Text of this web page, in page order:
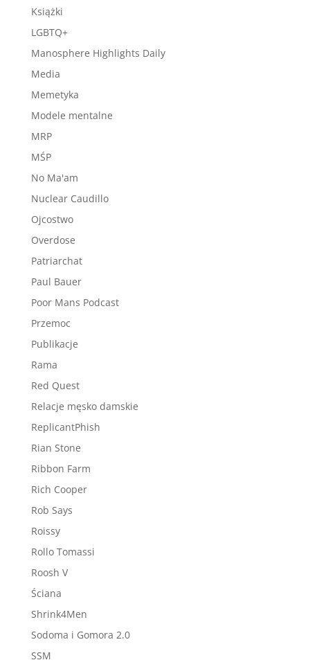
Książki
LGBTQ+
Manosphere Highlights Daily
Media
Memetyka
Modele mentalne
MRP
MŚP
No Ma'am
Nuclear Caudillo
Ojcostwo
Overdose
Patriarchat
Paul Bauer
Poor Mans Podcast
Przemoc
Publikacje
Rama
Red Quest
Relacje męsko damskie
ReplicantPhish
Rian Stone
Ribbon Farm
Rich Cooper
Rob Says
Roissy
Rollo Tomassi
Roosh V
Ściana
Shrink4Men
Sodoma i Gomora 2.0
SSM